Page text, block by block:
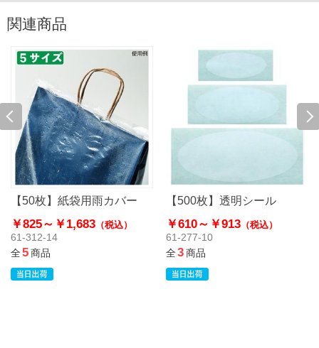
関連商品
【50枚】紙袋用雨カバー
￥825～ ￥1,683 （税込）
61-312-14
全5商品
【500枚】透明シール
￥610～ ￥913 （税込）
61-277-10
全3商品